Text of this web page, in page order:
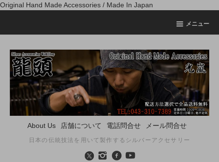
Original Hand Made Accessories / Made In Japan
メニュー
About Us 店舗について 電話問合せ メール問合せ
日本の伝統技法を用いて製作するシルバーアクセサリー